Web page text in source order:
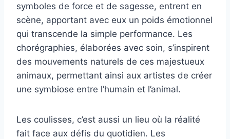
symboles de force et de sagesse, entrent en
scène, apportant avec eux un poids émotionnel
qui transcende la simple performance. Les
chorégraphies, élaborées avec soin, s’inspirent
des mouvements naturels de ces majestueux
animaux, permettant ainsi aux artistes de créer
une symbiose entre l’humain et l’animal.
Les coulisses, c’est aussi un lieu où la réalité
fait face aux défis du quotidien. Les